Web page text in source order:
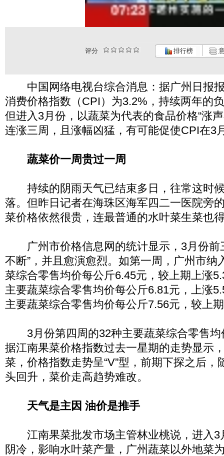
评分 排行榜
中国网络电视台综合消息：据广州日报
消费价格指数（CPI）为3.2%，持续两年的
但进入3月份，以蔬菜为代表的食品价格“涨
连涨三周，且涨幅凶猛，有可能促使CPI在3
蔬菜价一周贵过一周
持续的阴雨天气已结束多日，往常这时
落。但昨日记者在海珠区海军四二一医院旁
菜价格依然很贵，连最普通的水叶菜生菜也
广州市价格信息网的统计显示，3月份前
不断”，并且愈演愈烈。如第一周，广州市纳
菜综合零售均价每公斤6.45元，较上期上涨
主要蔬菜综合零售均价每公斤6.81元，上涨
主要蔬菜综合零售均价每公斤7.56元，较上
3月份第四周的32种主要蔬菜综合零售均
据江南果菜价格指数过去一星期的走势显示
菜，价格指数走势呈“V”型，前期下探之后，
头回升，菜价走高趋势难改。
天气是主因 油价是推手
江南果菜批发市场主管林业桃说，进入3
阴冷，影响水叶菜产量，广州蔬菜以外地菜